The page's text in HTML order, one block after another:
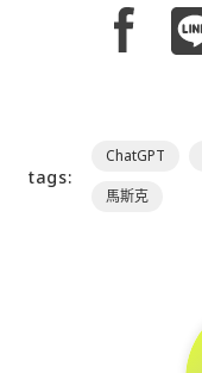
tags:
ChatGPT
馬斯克